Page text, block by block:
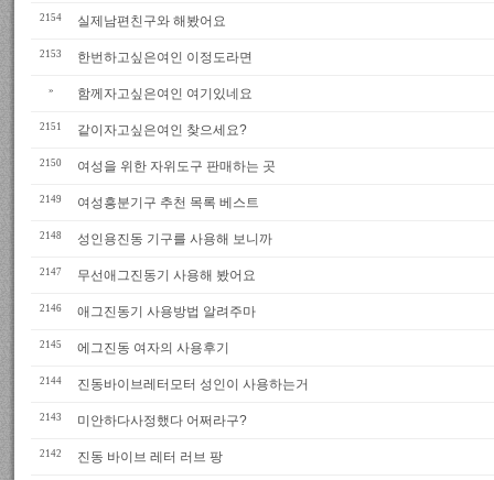
2154 실제남편친구와 해봤어요
2153 한번하고싶은여인 이정도라면
» 함께자고싶은여인 여기있네요
2151 같이자고싶은여인 찾으세요?
2150 여성을 위한 자위도구 판매하는 곳
2149 여성흥분기구 추천 목록 베스트
2148 성인용진동 기구를 사용해 보니까
2147 무선애그진동기 사용해 봤어요
2146 애그진동기 사용방법 알려주마
2145 에그진동 여자의 사용후기
2144 진동바이브레터모터 성인이 사용하는거
2143 미안하다사정했다 어쩌라구?
2142 진동 바이브 레터 러브 팡